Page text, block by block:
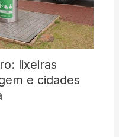
lixeiras
e cidades